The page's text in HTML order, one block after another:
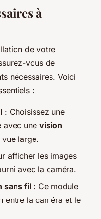
à
de votre
vous de
nécessaires. Voici
:
: Choisissez une
avec une vision
large.
afficher les images
avec la caméra.
sans fil : Ce module
entre la caméra et le